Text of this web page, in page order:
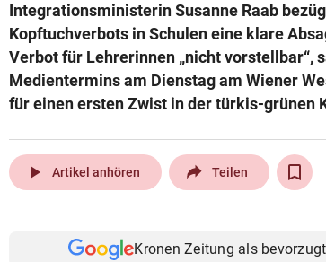
Integrationsministerin Susanne Raab
Kopftuchverbots in Schulen eine klare
Verbot für Lehrerinnen „nicht vorstellbar“,
Medientermins am Dienstag am Wiener
für einen ersten Zwist in der türkis-grünen
play_arrow Artikel anhören Teilen
Kronen Zeitung als